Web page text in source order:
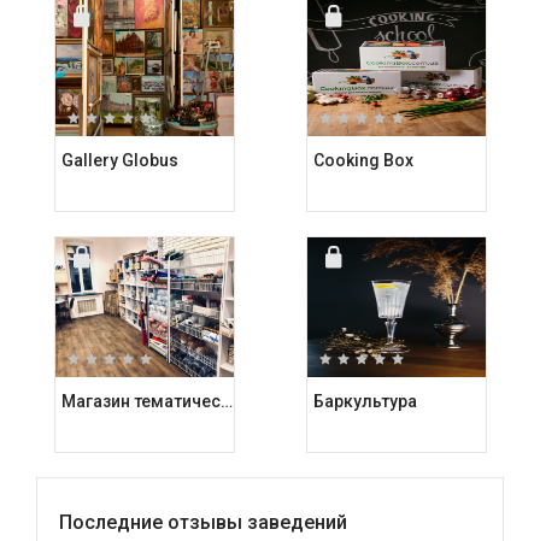
Gallery Globus Cooking Box
Магазин тематических подарков Kashalot Баркультура
Последние отзывы заведений